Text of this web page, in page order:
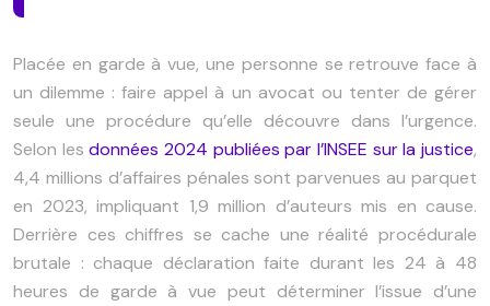
Placée en garde à vue, une personne se retrouve face à
un dilemme : faire appel à un avocat ou tenter de gérer
seule une procédure qu’elle découvre dans l’urgence.
Selon lesdonnées 2024 publiées par l’INSEE sur la justice,
4,4 millions d’affaires pénales sont parvenues au parquet
en 2023, impliquant 1,9 million d’auteurs mis en cause.
Derrière ces chiffres se cache une réalité procédurale
brutale : chaque déclaration faite durant les 24 à 48
heures de garde à vue peut déterminer l’issue d’une